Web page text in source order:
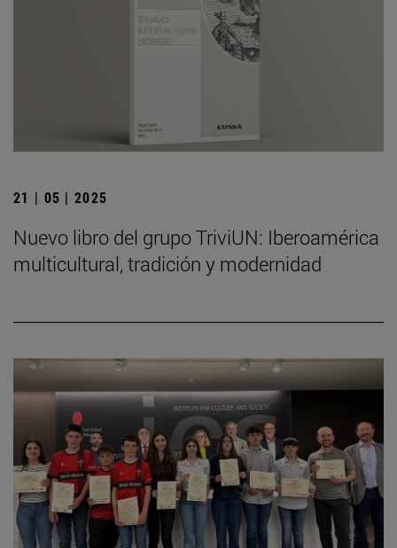
21 | 05 | 2025
Nuevo libro del grupo TriviUN: Iberoamérica
multicultural, tradición y modernidad